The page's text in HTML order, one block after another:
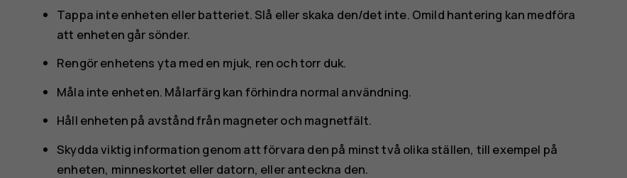
Tappa inte enheten eller batteriet. Slå eller skaka den/det inte. Omild hantering kan medföra
att enheten går sönder.
Rengör enhetens yta med en mjuk, ren och torr duk.
Måla inte enheten. Målarfärg kan förhindra normal användning.
Håll enheten på avstånd från magneter och magnetfält.
Skydda viktig information genom att förvara den på minst två olika ställen, till exempel på
enheten, minneskortet eller datorn, eller anteckna den.